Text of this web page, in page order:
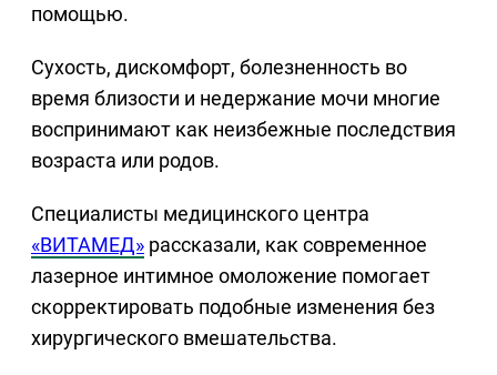
помощью.
Сухость, дискомфорт, болезненность во
время близости и недержание мочи многие
воспринимают как неизбежные последствия
возраста или родов.
Специалисты медицинского центра
«ВИТАМЕД» рассказали, как современное
лазерное интимное омоложение помогает
скорректировать подобные изменения без
хирургического вмешательства.